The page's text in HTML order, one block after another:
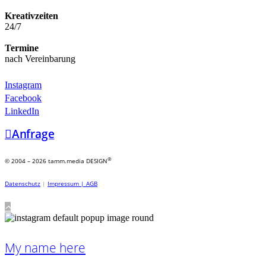
Kreativzeiten
24/7
Termine
nach Vereinbarung
Instagram
Facebook
LinkedIn
Anfrage
© 2004 – 2026 tamm.media DESIGN®
Datenschutz | Impressum | AGB
My name here